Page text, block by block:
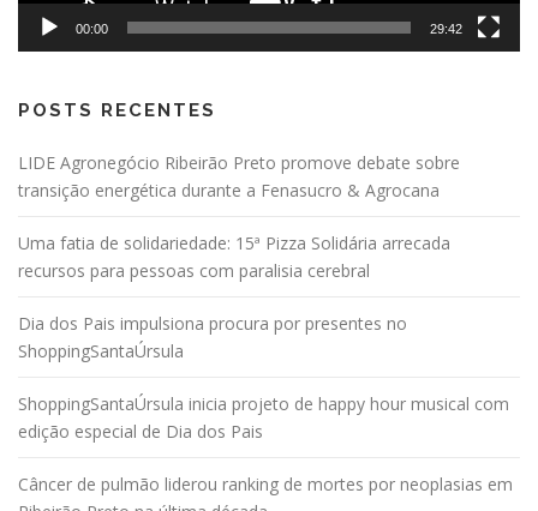
00:00 29:42
POSTS RECENTES
LIDE Agronegócio Ribeirão Preto promove debate sobre
transição energética durante a Fenasucro & Agrocana
Uma fatia de solidariedade: 15ª Pizza Solidária arrecada
recursos para pessoas com paralisia cerebral
Dia dos Pais impulsiona procura por presentes no
ShoppingSantaÚrsula
ShoppingSantaÚrsula inicia projeto de happy hour musical com
edição especial de Dia dos Pais
Câncer de pulmão liderou ranking de mortes por neoplasias em